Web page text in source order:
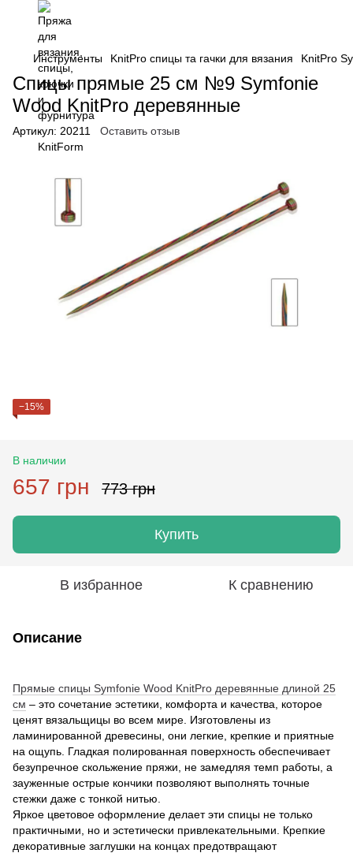
Инструменты KnitPro спицы та гачки для вязания KnitPro
Спицы прямые 25 см №9 Symfonie
Wood KnitPro деревянные
Артикул: 20211 Оставить отзыв
−15%
В наличии
657 грн 773 грн
Купить
В избранное К сравнению
Описание
Прямые спицы Symfonie Wood KnitPro деревянные длиной 25
см – это сочетание эстетики, комфорта и качества, которое
ценят вязальщицы во всем мире. Изготовлены из
ламинированной древесины, они легкие, крепкие и приятные
на ощупь. Гладкая полированная поверхность обеспечивает
безупречное скольжение пряжи, не замедляя темп работы, а
зауженные острые кончики позволяют выполнять точные
стежки даже с тонкой нитью.
Яркое цветовое оформление делает эти спицы не только
практичными, но и эстетически привлекательными. Крепкие
декоративные заглушки на концах предотвращают